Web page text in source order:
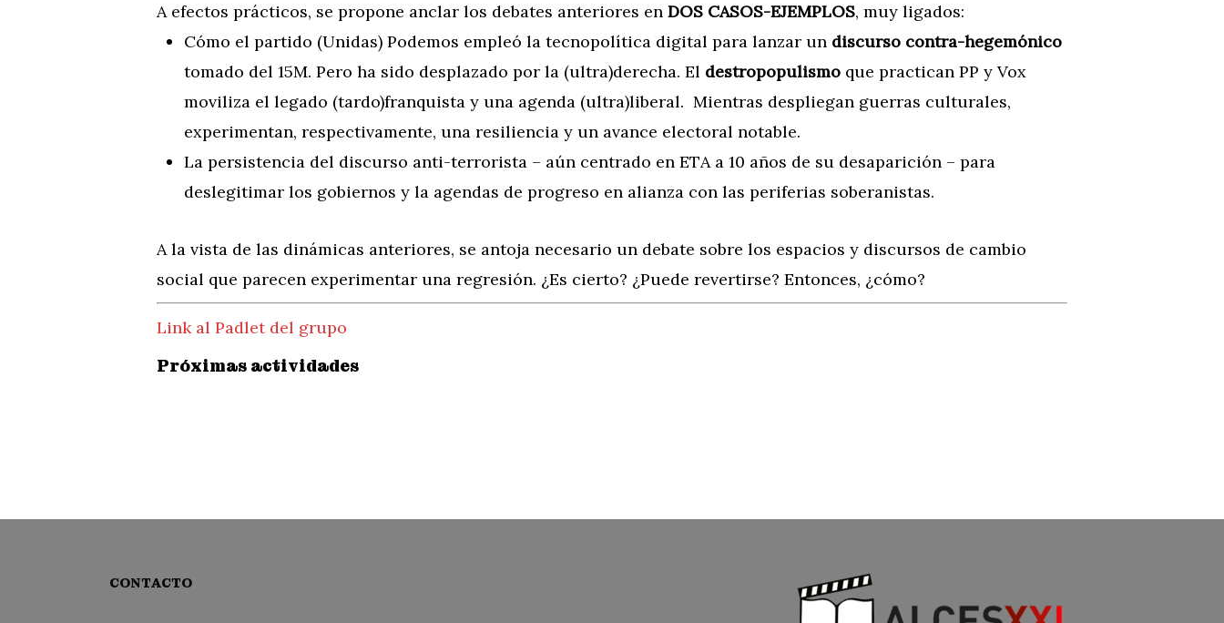
A efectos prácticos, se propone anclar los debates anteriores en DOS CASOS-EJEMPLOS, muy ligados:
Cómo el partido (Unidas) Podemos empleó la tecnopolítica digital para lanzar un discurso contra-hegemónico
tomado del 15M. Pero ha sido desplazado por la (ultra)derecha. El destropopulismo que practican PP y Vox
moviliza el legado (tardo)franquista y una agenda (ultra)liberal. Mientras despliegan guerras culturales,
experimentan, respectivamente, una resiliencia y un avance electoral notable.
La persistencia del discurso anti-terrorista – aún centrado en ETA a 10 años de su desaparición – para
deslegitimar los gobiernos y la agendas de progreso en alianza con las periferias soberanistas.
A la vista de las dinámicas anteriores, se antoja necesario un debate sobre los espacios y discursos de cambio
social que parecen experimentar una regresión. ¿Es cierto? ¿Puede revertirse? Entonces, ¿cómo?
Link al Padlet del grupo
Próximas actividades
CONTACTO